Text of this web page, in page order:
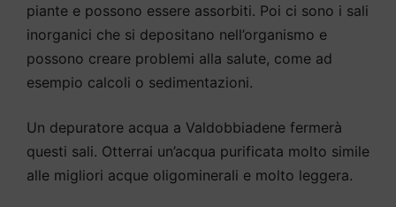
piante e possono essere assorbiti. Poi ci sono i sali
inorganici che si depositano nell’organismo e
possono creare problemi alla salute, come ad
esempio calcoli o sedimentazioni.
Un depuratore acqua a Valdobbiadene fermerà
questi sali. Otterrai un’acqua purificata molto simile
alle migliori acque oligominerali e molto leggera.